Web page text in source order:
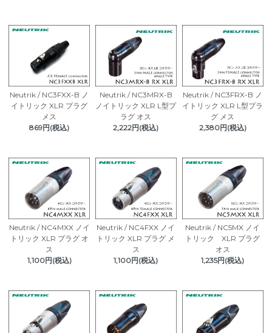
Neutrik / NC3FXX-B ノ
イトリック XLR プラグ
メス
869円(税込)
Neutrik / NC3MRX-B
ノイトリック XLR L型プ
ラグ オス
2,222円(税込)
Neutrik / NC3FRX-B ノ
イトリック XLR L型プラ
グ メス
2,380円(税込)
Neutrik / NC4MXX ノイ
トリック XLR プラグ オ
ス
1,100円(税込)
Neutrik / NC4FXX ノイ
トリック XLR プラグ メ
ス
1,100円(税込)
Neutrik / NC5MX ノイ
トリック XLR プラグ
オス
1,235円(税込)